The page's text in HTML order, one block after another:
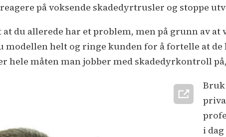
på voksende skadedyrtrusler og stoppe
du allerede har et problem, men på grunn av at
modellen helt og ringe kunden for å fortelle at
hele måten man jobber med skadedyrkontroll
i